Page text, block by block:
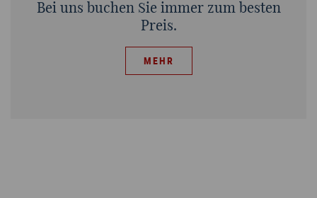
Bei uns buchen Sie immer zum besten
Preis.
MEHR